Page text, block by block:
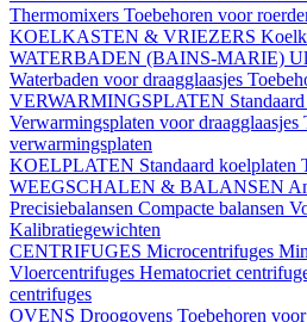
Thermomixers Toebehoren voor
KOELKASTEN & VRIEZERS
WATERBADEN (BAINS-MARIE)
Waterbaden voor draagglaasjes
VERWARMINGSPLATEN
Verwarmingsplaten voor draagglaasjes
verwarmingsplaten
KOELPLATEN Standaard koelplaten
WEEGSCHALEN & BALANSEN
Precisiebalansen Compacte balansen
Kalibratiegewichten
CENTRIFUGES Microcentrifuges
Vloercentrifuges Hematocriet
centrifuges
OVENS Droogovens Toebehoren